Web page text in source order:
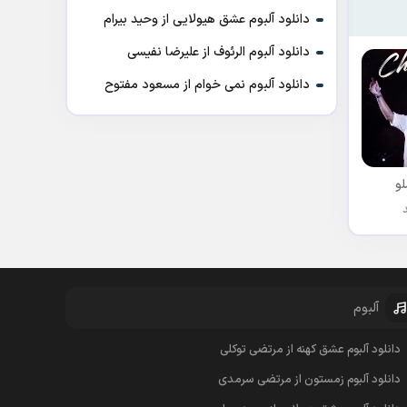
دانلود آلبوم عشق هیولایی از وحید بیرام
دانلود آلبوم الرئوف از علیرضا نفیسی
دانلود آلبوم نمی خوام از مسعود مفتوح
آلبوم
دانلود آلبوم عشق کهنه از مرتضی توکلی
دانلود آلبوم زمستون از مرتضی سرمدی